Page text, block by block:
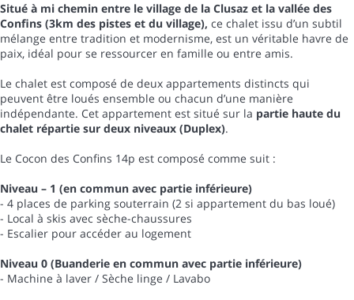
Situé à mi chemin entre le village de la Clusaz et la vallée des
Confins (3km des pistes et du village), ce chalet issu d’un subtil
mélange entre tradition et modernisme, est un véritable havre de
paix, idéal pour se ressourcer en famille ou entre amis.
Le chalet est composé de deux appartements distincts qui
peuvent être loués ensemble ou chacun d’une manière
indépendante. Cet appartement est situé sur la partie haute du
chalet répartie sur deux niveaux (Duplex).
Le Cocon des Confins 14p est composé comme suit :
Niveau – 1 (en commun avec partie inférieure)
- 4 places de parking souterrain (2 si appartement du bas loué)
- Local à skis avec sèche-chaussures
- Escalier pour accéder au logement
Niveau 0 (Buanderie en commun avec partie inférieure)
- Machine à laver / Sèche linge / Lavabo